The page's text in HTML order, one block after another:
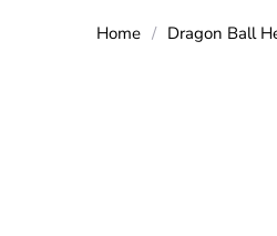
Home / Dragon Ball